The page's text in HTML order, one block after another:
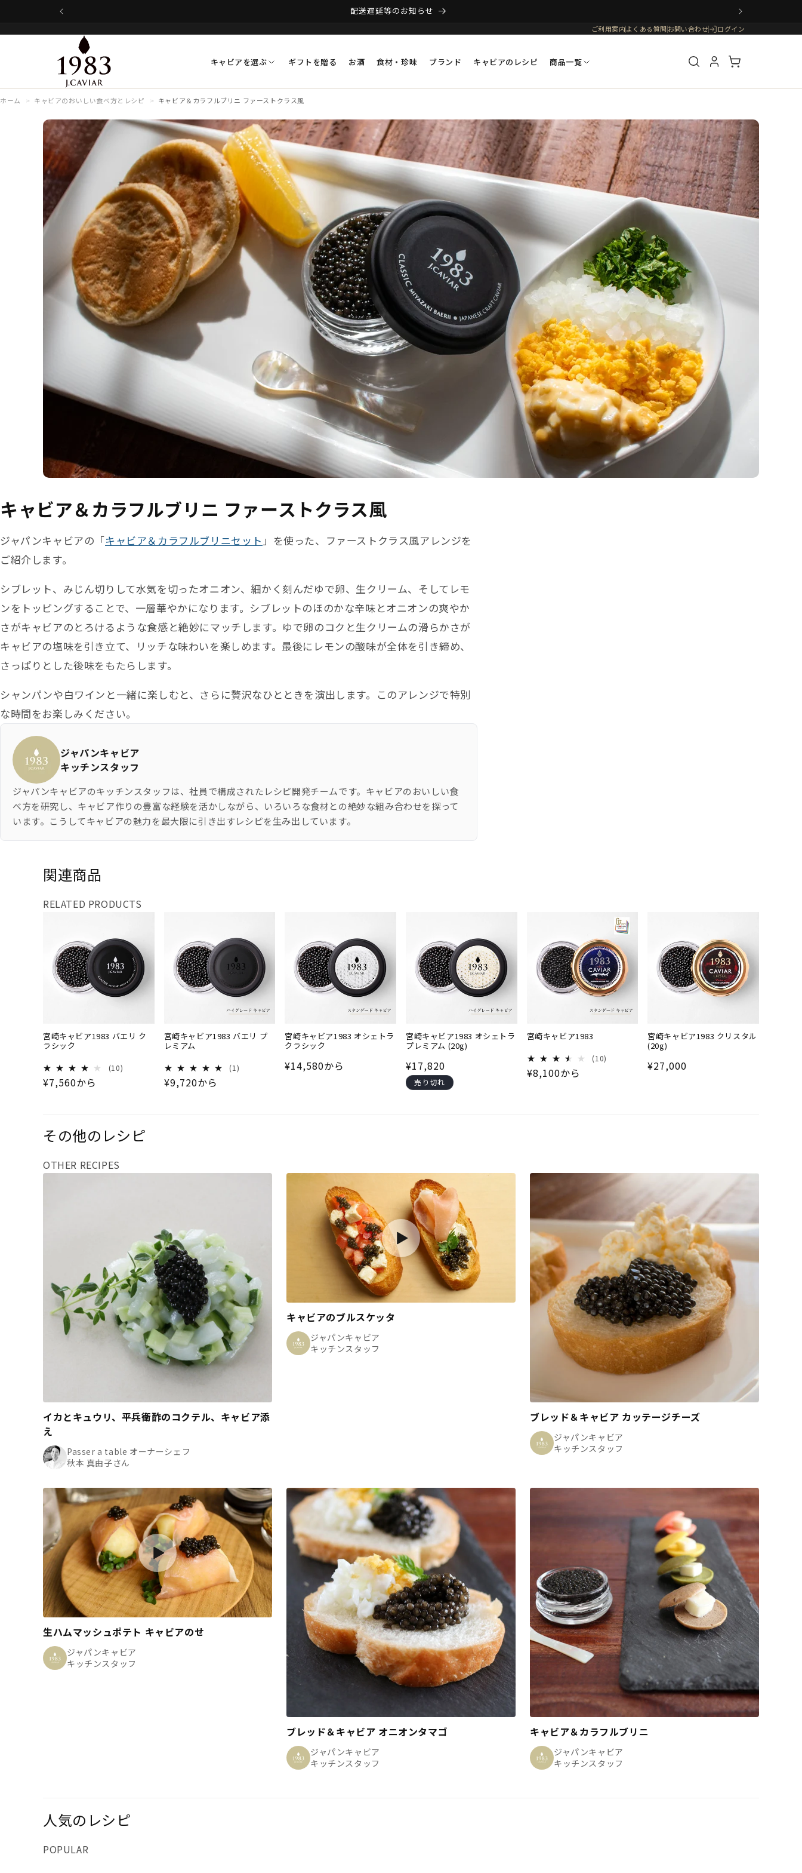
ンテンツに進む 配送遅延等のお知らせ
ご利用案内よくある質問お問い合わせ ログイン
キャビアを選ぶ ギフトを贈る お酒 食材・珍味 ブランド キャビアのレシピ 商品一覧
ホーム キャビアのおいしい食べ方とレシピ キャビア＆カラフルブリニ ファーストクラス風
キャビア＆カラフルブリニ ファーストクラス風
ジャパンキャビアの「キャビア＆カラフルブリニセット」を使った、ファーストクラス風アレンジを
ご紹介します。
シブレット、みじん切りして水気を切ったオニオン、細かく刻んだゆで卵、生クリーム、そしてレモ
ンをトッピングすることで、一層華やかになります。シブレットのほのかな辛味とオニオンの爽やか
さがキャビアのとろけるような食感と絶妙にマッチします。ゆで卵のコクと生クリームの滑らかさが
キャビアの塩味を引き立て、リッチな味わいを楽しめます。最後にレモンの酸味が全体を引き締め、
さっぱりとした後味をもたらします。
シャンパンや白ワインと一緒に楽しむと、さらに贅沢なひとときを演出します。このアレンジで特別
な時間をお楽しみください。
考案者
ジャパンキャビア
キッチンスタッフ
ジャパンキャビアのキッチンスタッフは、社員で構成されたレシピ開発チームです。キャビアのおいしい食
べ方を研究し、キャビア作りの豊富な経験を活かしながら、いろいろな食材との絶妙な組み合わせを探って
います。こうしてキャビアの魅力を最大限に引き出すレシピを生み出しています。
関連商品
RELATED PRODUCTS
エリ クラシック
宮崎キャビア1983 バエリ ク
ラシック
(10) 10 レビュー数の合計
通常価格
¥7,560から
エリ プレミアム
宮崎キャビア1983 バエリ プ
レミアム
(1) 1 レビュー数の合計
通常価格
¥9,720から
シェトラ クラシック
宮崎キャビア1983 オシェトラ
クラシック
通常価格
¥14,580から
シェトラ プレミアム
(20g)
売り切れ
宮崎キャビア1983 オシェトラ
プレミアム (20g)
通常価格
¥17,820
売り切れ
宮崎キャビア1983
宮崎キャビア1983
(10)
通常価格
¥8,100から
リスタル(20g)
宮崎キャビア1983 クリスタル
(20g)
通常価格
¥27,000
その他のレシピ
OTHER RECIPES
イカとキュウリ、平兵衛酢のコクテル、キャビア添
え
Passer a table オーナーシェフ
秋本 真由子さん
キャビアのブルスケッタ
ジャパンキャビア
キッチンスタッフ
ブレッド＆キャビア カッテージチーズ
ジャパンキャビア
キッチンスタッフ
生ハムマッシュポテト キャビアのせ
ジャパンキャビア
キッチンスタッフ
ブレッド＆キャビア オニオンタマゴ
ジャパンキャビア
キッチンスタッフ
キャビア＆カラフルブリニ
ジャパンキャビア
キッチンスタッフ
人気のレシピ
POPULAR